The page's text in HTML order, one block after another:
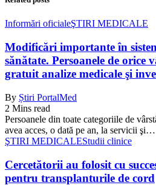
Informări oficialeŞTIRI MEDICALE
Modificări importante în
sănătate. Persoanele de orice
gratuit analize medicale şi
By Știri PortalMed
2 Mins read
Persoanele din toate categoriile de
avea acces, o dată pe an, la servicii şi…
ŞTIRI MEDICALEStudii clinice
Cercetătorii au folosit cu
pentru transplanturile de cord